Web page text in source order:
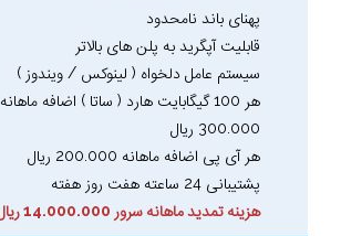
پهنای باند نامحدود
قابلیت آپگرید به پلن های بالاتر
سیستم عامل دلخواه ( لینوکس / ویندوز )
هر 100 گیگابایت هارد ( ساتا ) اضافه ماهانه
300.000 ریال
هر آی پی اضافه ماهانه 200.000 ریال
پشتیبانی 24 ساعته هفت روز هفته
هزینه تمدید ماهانه سرور 14.000.000 ریال